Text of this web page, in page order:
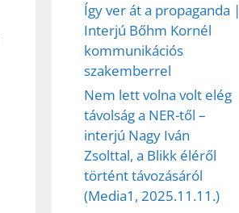
Így ver át a propaganda |
Interjú Bőhm Kornél
kommunikációs
szakemberrel
Nem lett volna volt elég
távolság a NER-től –
interjú Nagy Iván
Zsolttal, a Blikk éléről
történt távozásáról
(Media1, 2025.11.11.)